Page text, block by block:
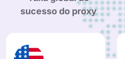
sucesso do proxy